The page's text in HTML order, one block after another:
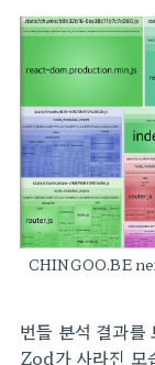
CHINGOO.BE
번들 분석 결과를
Zod가 사라진 모